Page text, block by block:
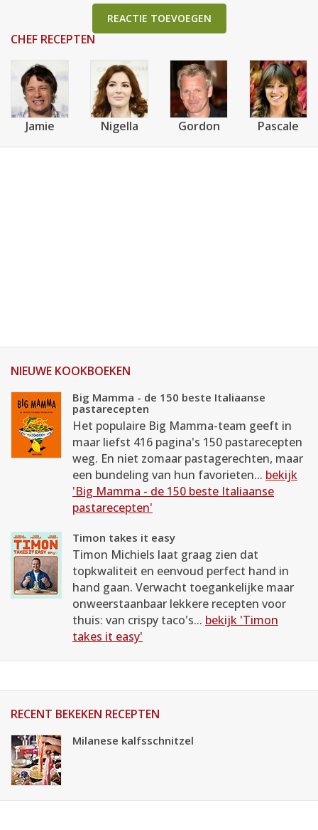
REACTIE TOEVOEGEN
CHEF RECEPTEN
Jamie Nigella Gordon Pascale
NIEUWE KOOKBOEKEN
Big Mamma - de 150 beste Italiaanse
pastarecepten
Het populaire Big Mamma-team geeft in
maar liefst 416 pagina's 150 pastarecepten
weg. En niet zomaar pastagerechten, maar
een bundeling van hun favorieten... bekijk
'Big Mamma - de 150 beste Italiaanse
pastarecepten'
Timon takes it easy
Timon Michiels laat graag zien dat
topkwaliteit en eenvoud perfect hand in
hand gaan. Verwacht toegankelijke maar
onweerstaanbaar lekkere recepten voor
thuis: van crispy taco's... bekijk 'Timon
takes it easy'
RECENT BEKEKEN RECEPTEN
Milanese kalfsschnitzel